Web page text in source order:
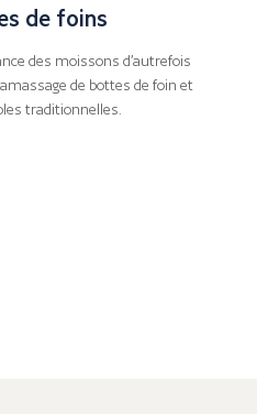
de foins
des moissons d’autrefois
de bottes de foin et
traditionnelles.